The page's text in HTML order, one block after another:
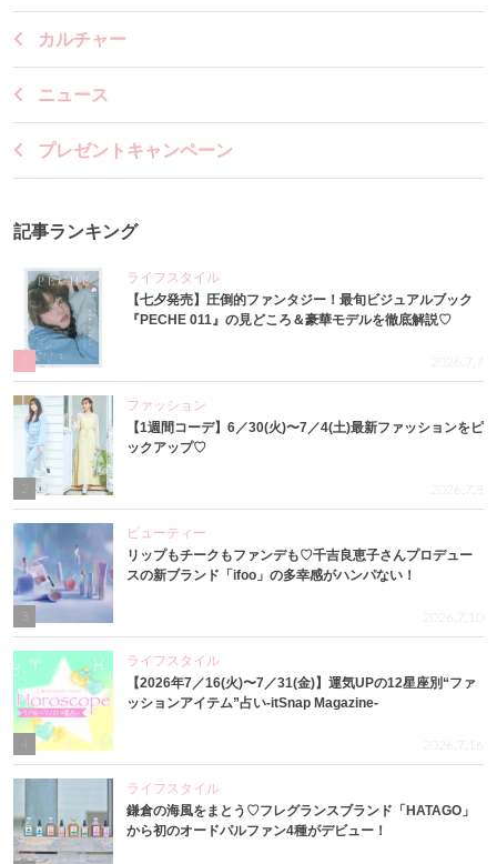
カルチャー
ニュース
プレゼントキャンペーン
記事ランキング
ライフスタイル
【七夕発売】圧倒的ファンタジー！最旬ビジュアルブック
『PECHE 011』の見どころ＆豪華モデルを徹底解説♡
2026.7.7
ファッション
【1週間コーデ】6／30(火)〜7／4(土)最新ファッションをピ
ックアップ♡
2026.7.8
3
ビューティー
リップもチークもファンデも♡千吉良恵子さんプロデュー
スの新ブランド「ifoo」の多幸感がハンパない！
2026.7.10
4
ライフスタイル
【2026年7／16(火)〜7／31(金)】運気UPの12星座別“ファ
ッションアイテム”占い-itSnap Magazine-
2026.7.16
ライフスタイル
鎌倉の海風をまとう♡フレグランスブランド「HATAGO」
から初のオードパルファン4種がデビュー！